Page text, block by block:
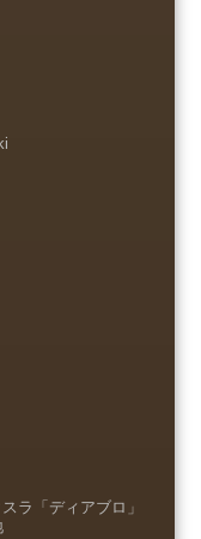
ラ「ディアブロ」